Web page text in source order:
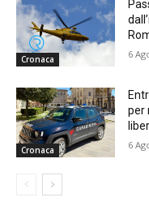
Cronaca 6
Cronaca
per
6